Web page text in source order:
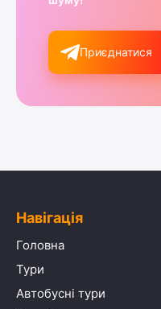
Приєднатися
Навігація
Головна
Тури
Автобусні тури